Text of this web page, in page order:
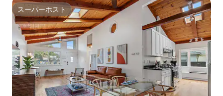
スーパーホスト
スーパーホスト